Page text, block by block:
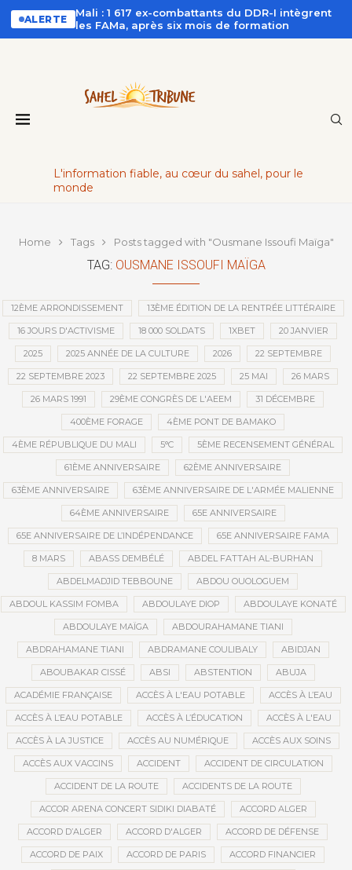
ALERTE
Mali : 1 617 ex-combattants du DDR-I intègrent
les FAMa, après six mois de formation
L'information fiable, au cœur du sahel, pour le
monde
Home Tags Posts tagged with "Ousmane Issoufi Maïga"
TAG: OUSMANE ISSOUFI MAÏGA
12ÈME ARRONDISSEMENT 13ÈME ÉDITION DE LA RENTRÉE LITTÉRAIRE
16 JOURS D'ACTIVISME 18 000 SOLDATS 1XBET 20 JANVIER
2025 2025 ANNÉE DE LA CULTURE 2026 22 SEPTEMBRE
22 SEPTEMBRE 2023 22 SEPTEMBRE 2025 25 MAI 26 MARS
26 MARS 1991 29ÈME CONGRÈS DE L'AEEM 31 DÉCEMBRE
400ÈME FORAGE 4ÈME PONT DE BAMAKO
4ÈME RÉPUBLIQUE DU MALI 5°C 5ÈME RECENSEMENT GÉNÉRAL
61ÈME ANNIVERSAIRE 62ÈME ANNIVERSAIRE
63ÈME ANNIVERSAIRE 63ÈME ANNIVERSAIRE DE L'ARMÉE MALIENNE
64ÈME ANNIVERSAIRE 65E ANNIVERSAIRE
65E ANNIVERSAIRE DE L’INDÉPENDANCE 65E ANNIVERSAIRE FAMA
8 MARS ABASS DEMBÉLÉ ABDEL FATTAH AL-BURHAN
ABDELMADJID TEBBOUNE ABDOU OUOLOGUEM
ABDOUL KASSIM FOMBA ABDOULAYE DIOP ABDOULAYE KONATÉ
ABDOULAYE MAÏGA ABDOURAHAMANE TIANI
ABDRAHAMANE TIANI ABDRAMANE COULIBALY ABIDJAN
ABOUBAKAR CISSÉ ABSI ABSTENTION ABUJA
ACADÉMIE FRANÇAISE ACCÈS À L'EAU POTABLE ACCÈS À L’EAU
ACCÈS À L’EAU POTABLE ACCÈS À L’ÉDUCATION ACCÈS À L'EAU
ACCÈS À LA JUSTICE ACCÈS AU NUMÉRIQUE ACCÈS AUX SOINS
ACCÈS AUX VACCINS ACCIDENT ACCIDENT DE CIRCULATION
ACCIDENT DE LA ROUTE ACCIDENTS DE LA ROUTE
ACCOR ARENA CONCERT SIDIKI DIABATÉ ACCORD ALGER
ACCORD D’ALGER ACCORD D'ALGER ACCORD DE DÉFENSE
ACCORD DE PAIX ACCORD DE PARIS ACCORD FINANCIER